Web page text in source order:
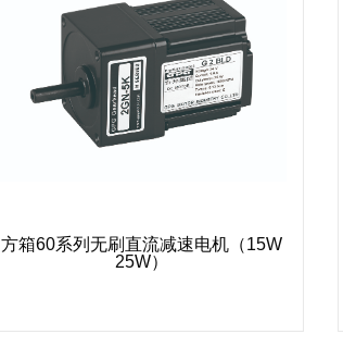
方箱60系列无刷直流减速电机（15W
25W）